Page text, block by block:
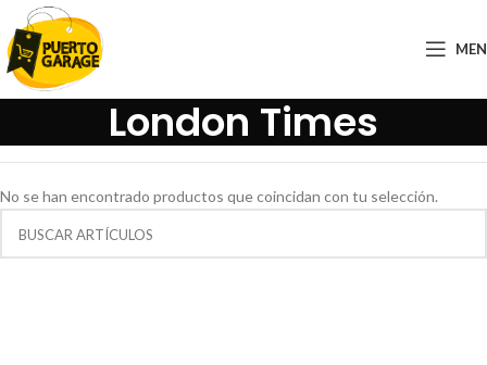
London Times
No se han encontrado productos que coincidan con tu selección.